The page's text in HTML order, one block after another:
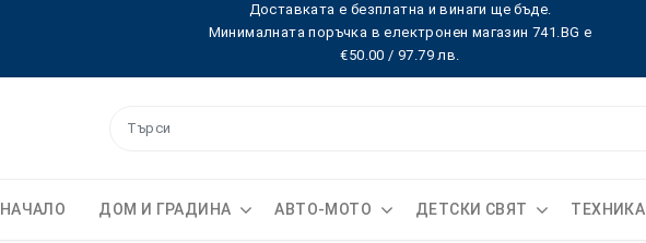
Доставката е безплатна и винаги ще бъде.
Минималната поръчка в електронен магазин 741.BG е
€50.00 / 97.79 лв.
НАЧАЛО ДОМ И ГРАДИНА АВТО-МОТО ДЕТСКИ СВЯТ ТЕХНИКА